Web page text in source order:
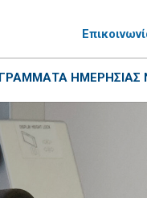
ΗΜΕΡΗΣΙΑΣ